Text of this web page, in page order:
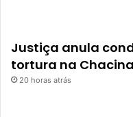
Justiça anula
tortura na
20 horas atrás